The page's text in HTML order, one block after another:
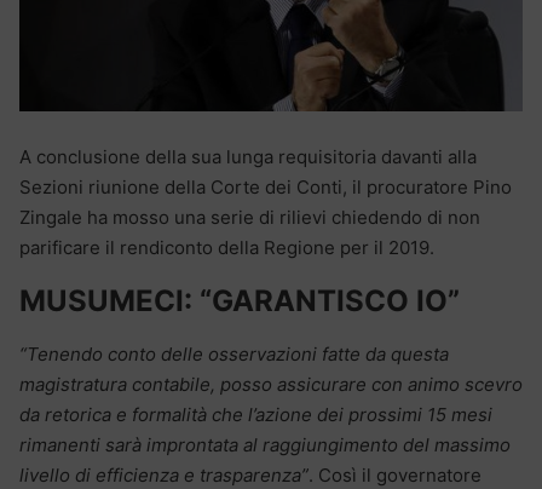
A conclusione della sua lunga requisitoria davanti alla
Sezioni riunione della Corte dei Conti, il procuratore Pino
Zingale ha mosso una serie di rilievi chiedendo di non
parificare il rendiconto della Regione per il 2019.
MUSUMECI: “GARANTISCO IO”
“Tenendo conto delle osservazioni fatte da questa
magistratura contabile, posso assicurare con animo scevro
da retorica e formalità che l’azione dei prossimi 15 mesi
rimanenti sarà improntata al raggiungimento del massimo
livello di efficienza e trasparenza”. Così il governatore